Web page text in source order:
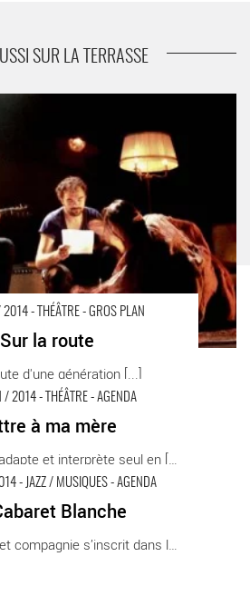
N’être pas né
SUR LA TERRASSE
- THÉÂTRE - GROS PLAN
Sur la route
d'une génération [...]
/ 2014 - THÉÂTRE - AGENDA
à ma mère
Robert Benoit adapte et interprète seul en [...]
- JAZZ / MUSIQUES - AGENDA
Blanche
La Team Rocket compagnie s’inscrit dans la [...]